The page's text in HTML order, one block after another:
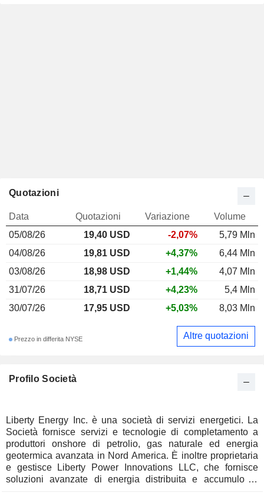
Profilo Società
Liberty Energy Inc. è una società di servizi energetici. La
Società fornisce servizi e tecnologie di completamento a
produttori onshore di petrolio, gas naturale ed energia
geotermica avanzata in Nord America. È inoltre proprietaria
e gestisce Liberty Power Innovations LLC, che fornisce
soluzioni avanzate di energia distribuita e accumulo di
Quotazioni
Data Quotazioni Variazione
Volume
05/08/26
19,40 USD -2,07%
5,79 Mln
04/08/26
19,81 USD +4,37%
6,44 Mln
03/08/26
18,98 USD +1,44%
4,07 Mln
31/07/26
18,71 USD +4,23%
5,4 Mln
30/07/26
17,95 USD +5,03% 8,03 Mln
Prezzo in differita NYSE Altre quotazioni